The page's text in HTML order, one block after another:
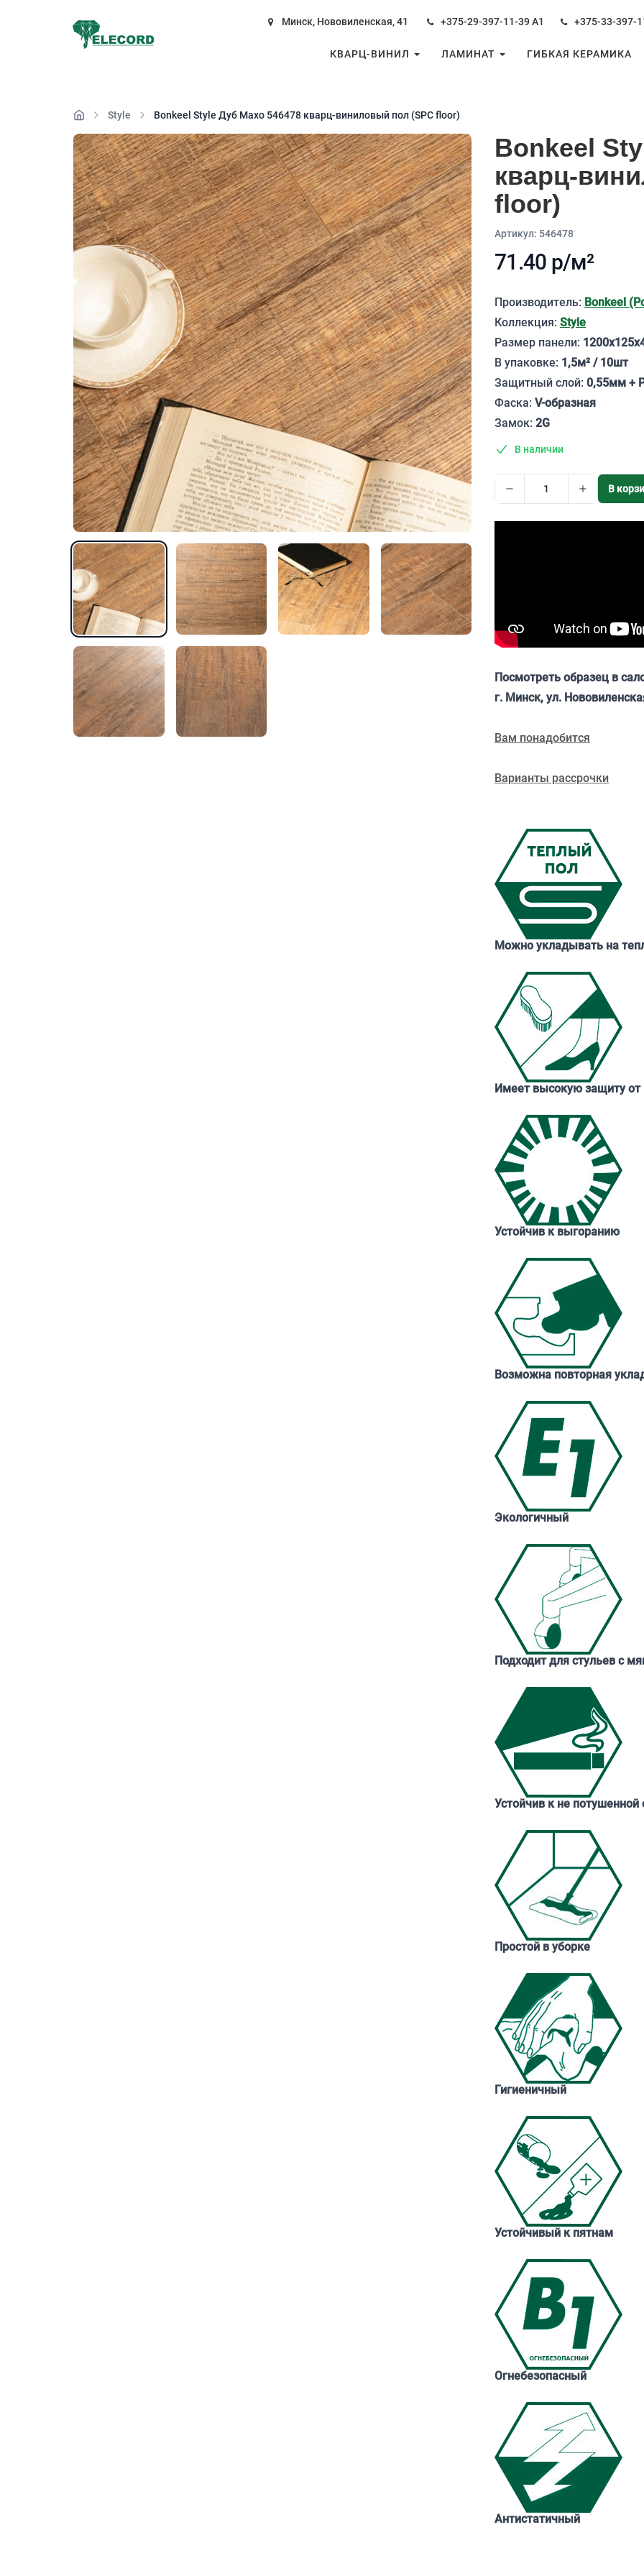
Минск, Нововиленская, 41 +375-29-397-11-39А1 +375-33-397-
КВАРЦ-ВИНИЛ ЛАМИНАТ ГИБКАЯ КЕРАМИКА
Style Bonkeel Style Дуб Махо 546478 кварц-виниловый пол (SPC floor)
Bonkeel
кварц-
floor)
Aртикул: 546478
71.40 р/м²
Описание
Производитель: Bonkeel
Коллекция: Style
Размер панели:
В упаковке: 1,5м² / 10шт
Защитный слой: 0,55мм +
Фаска: V-образная
Замок: 2G
В наличии
В
Посмотреть образец в
г. Минск, ул.
Вам понадобится
Варианты рассрочки
Можно укладывать на
Имеет высокую защиту от
Устойчив к выгоранию
Возможна повторная
Экологичный
Подходит для стульев с
Устойчив к не потушенной
Простой в уборке
Гигиеничный
Устойчивый к пятнам
Огнебезопасный
Антистатичный